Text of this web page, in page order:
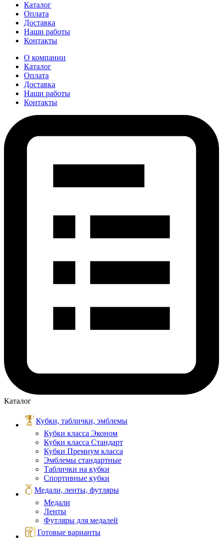
Каталог
Оплата
Доставка
Наши работы
Контакты
О компании
Каталог
Оплата
Доставка
Наши работы
Контакты
Каталог
Кубки, таблички, эмблемы
Кубки класса Эконом
Кубки класса Стандарт
Кубки Премиум класса
Эмблемы стандартные
Таблички на кубки
Спортивные кубки
Медали, ленты, футляры
Медали
Ленты
Футляры для медалей
Готовые варианты